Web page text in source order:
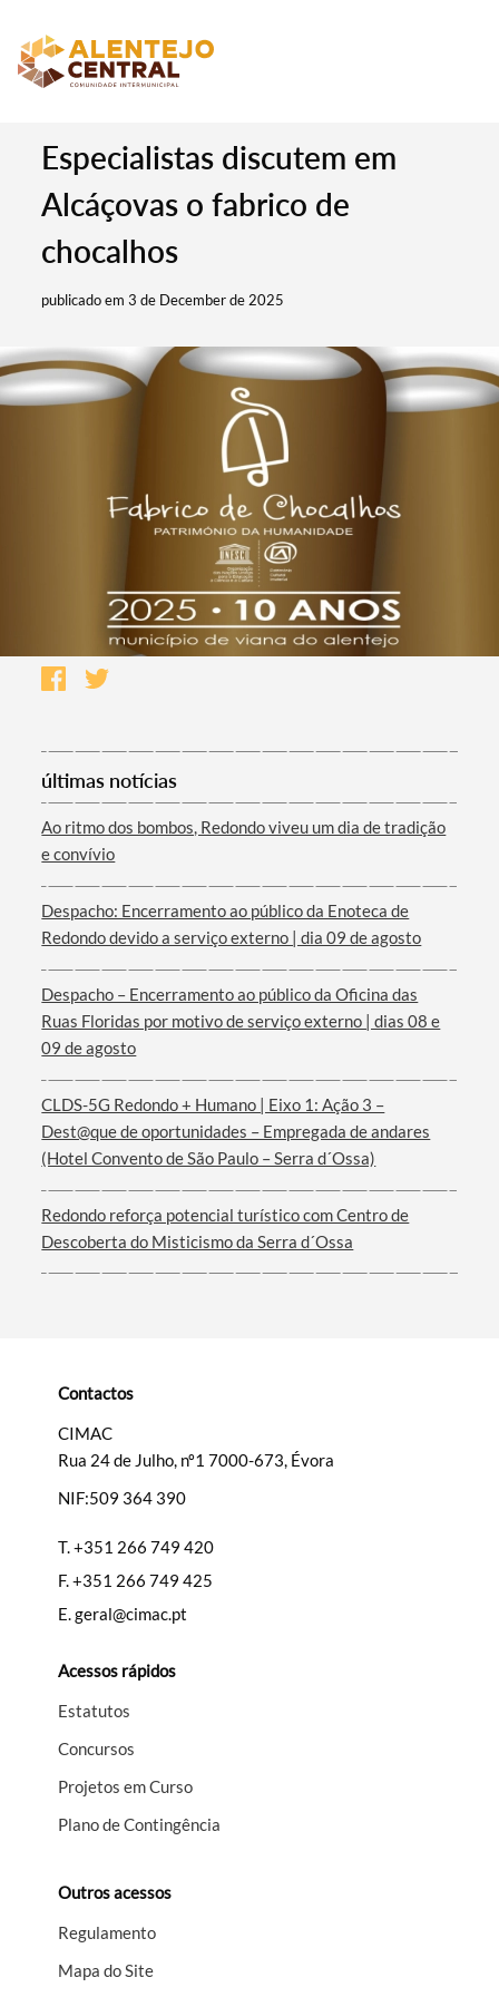
Termo de Pesquisa
Especialistas discutem em
Alcáçovas o fabrico de
chocalhos
publicado em 3 de December de 2025
últimas notícias
Ao ritmo dos bombos, Redondo viveu um dia de tradição
e convívio
Despacho: Encerramento ao público da Enoteca de
Redondo devido a serviço externo | dia 09 de agosto
Despacho – Encerramento ao público da Oficina das
Ruas Floridas por motivo de serviço externo | dias 08 e
09 de agosto
CLDS-5G Redondo + Humano | Eixo 1: Ação 3 –
Dest@que de oportunidades – Empregada de andares
(Hotel Convento de São Paulo – Serra d´Ossa)
Redondo reforça potencial turístico com Centro de
Descoberta do Misticismo da Serra d´Ossa
Contactos
CIMAC
Rua 24 de Julho, nº1 7000-673, Évora
NIF:509 364 390
T.+351 266 749 420
F.+351 266 749 425
E.geral@cimac.pt
Acessos rápidos
Estatutos
Concursos
Projetos em Curso
Plano de Contingência
Outros acessos
Regulamento
Mapa do Site